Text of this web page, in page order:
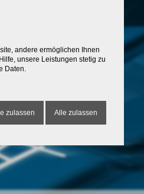
andere ermöglichen Ihnen
unsere Leistungen stetig zu
Daten.
zulassen Alle zulassen